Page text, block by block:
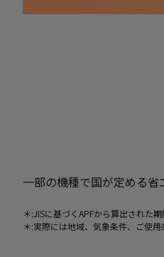
一部の機種で国が定める省
＊:JISに基づくAPFから算出された
＊:実際には地域、気象条件、ご使